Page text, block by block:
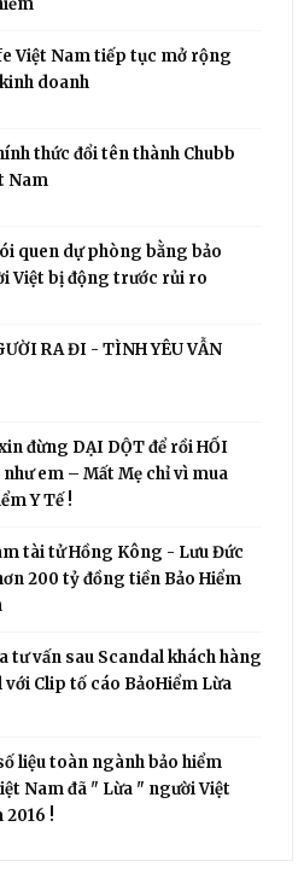
Việt Nam tiếp tục mở rộng
doanh
thức đổi tên thành Chubb
Nam
quen dự phòng bằng bảo
Việt bị động trước rủi ro
RA ĐI - TÌNH YÊU VẪN
đừng DẠI DỘT để rồi HỐI
như em – Mất Mẹ chỉ vì mua
Y Tế !
tài tử Hồng Kông - Lưu Đức
200 tỷ đồng tiền Bảo Hiểm
tư vấn sau Scandal khách hàng
Clip tố cáo BảoHiểm Lừa
liệu toàn ngành bảo hiểm
Nam đã " Lừa " người Việt
!